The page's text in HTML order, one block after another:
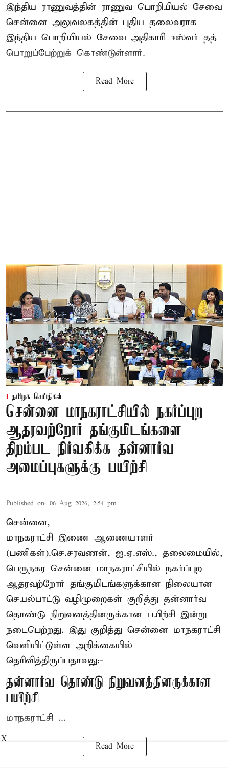
இந்திய ராணுவத்தின் ராணுவ பொறியியல் சேவை
சென்னை அலுவலகத்தின் புதிய தலைவராக
இந்திய பொறியியல் சேவை அதிகாரி ஈஸ்வர் தத்
பொறுப்பேற்றுக் கொண்டுள்ளார்.
Read More
தமிழக செய்திகள்
சென்னை மாநகராட்சியில் நகர்ப்புற
ஆதரவற்றோர் தங்குமிடங்களை
திறம்பட நிர்வகிக்க தன்னார்வ
அமைப்புகளுக்கு பயிற்சி
Published on: 06 Aug 2026, 2:54 pm
சென்னை,
மாநகராட்சி இணை ஆணையாளர்
(பணிகள்).செ.சரவணன், ஐ.ஏ.எஸ்., தலைமையில்,
பெருநகர சென்னை மாநகராட்சியில் நகர்ப்புற
ஆதரவற்றோர் தங்குமிடங்களுக்கான நிலையான
செயல்பாட்டு வழிமுறைகள் குறித்து தன்னார்வ
தொண்டு நிறுவனத்தினருக்கான பயிற்சி இன்று
நடைபெற்றது. இது குறித்து சென்னை மாநகராட்சி
வெளியிட்டுள்ள அறிக்கையில்
தெரிவித்திருப்பதாவது:-
தன்னார்வ தொண்டு நிறுவனத்தினருக்கான
பயிற்சி
மாநகராட்சி ...
Read More
X